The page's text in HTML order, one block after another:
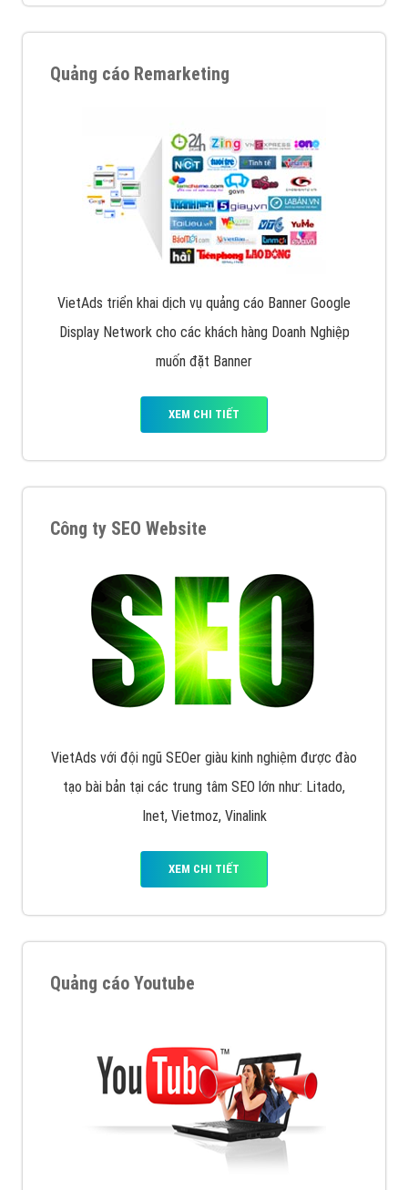
Quảng cáo Remarketing
VietAds triển khai dịch vụ quảng cáo Banner Google
Display Network cho các khách hàng Doanh Nghiệp
muốn đặt Banner
XEM CHI TIẾT
Công ty SEO Website
VietAds với đội ngũ SEOer giàu kinh nghiệm được đào
tạo bài bản tại các trung tâm SEO lớn như: Litado,
Inet, Vietmoz, Vinalink
XEM CHI TIẾT
Quảng cáo Youtube